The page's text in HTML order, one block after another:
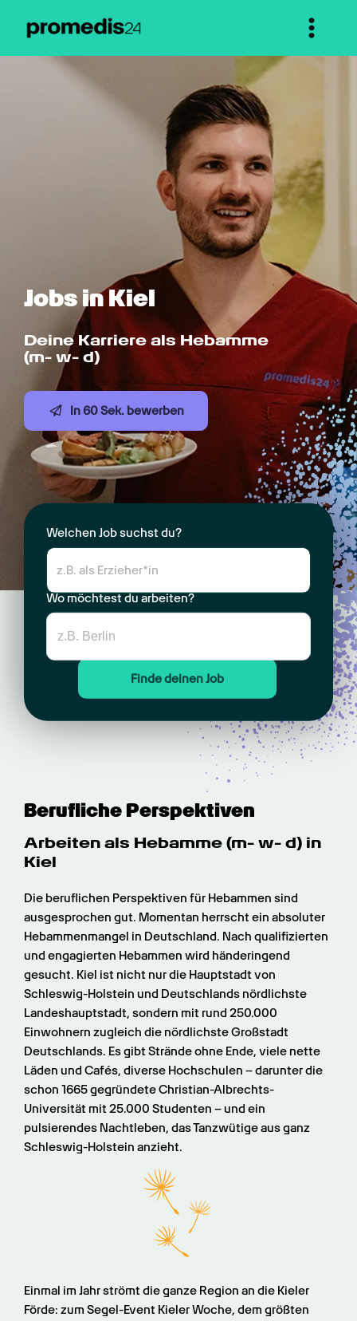
Jobs in Kiel
Deine Karriere als Hebamme
(m- w- d)
In 60 Sek. bewerben
Welchen Job suchst du?
Wo möchtest du arbeiten?
Finde deinen Job
Berufliche Perspektiven
Arbeiten als Hebamme (m- w- d) in
Kiel
Die beruflichen Perspektiven für Hebammen sind
ausgesprochen gut. Momentan herrscht ein absoluter
Hebammenmangel in Deutschland. Nach qualifizierten
und engagierten Hebammen wird händeringend
gesucht. Kiel ist nicht nur die Hauptstadt von
Schleswig-Holstein und Deutschlands nördlichste
Landeshauptstadt, sondern mit rund 250.000
Einwohnern zugleich die nördlichste Großstadt
Deutschlands. Es gibt Strände ohne Ende, viele nette
Läden und Cafés, diverse Hochschulen – darunter die
schon 1665 gegründete Christian-Albrechts-
Universität mit 25.000 Studenten – und ein
pulsierendes Nachtleben, das Tanzwütige aus ganz
Schleswig-Holstein anzieht.
Einmal im Jahr strömt die ganze Region an die Kieler
Förde: zum Segel-Event Kieler Woche, dem größten